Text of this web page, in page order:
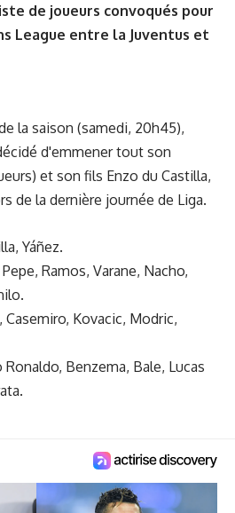
de joueurs convoqués pour
League entre la Juventus et
la saison (samedi, 20h45),
d'emmener tout son
et son fils Enzo du Castilla,
de la dernière journée de Liga.
Yáñez.
Ramos, Varane, Nacho,
Casemiro, Kovacic, Modric,
Ronaldo, Benzema, Bale, Lucas